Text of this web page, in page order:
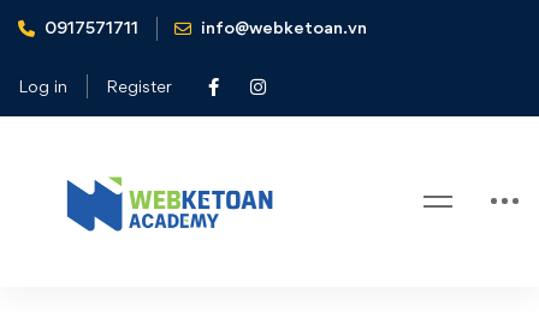
0917571711 info@webketoan.vn
Log in Register
Home
Tin tức - Sự kiện
tư 200/2014/TT-BTC"